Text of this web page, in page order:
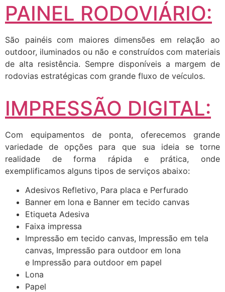
PAINEL RODOVIÁRIO:
São painéis com maiores dimensões em relação ao
outdoor, iluminados ou não e construídos com materiais
de alta resistência. Sempre disponíveis a margem de
rodovias estratégicas com grande fluxo de veículos.
IMPRESSÃO DIGITAL:
Com equipamentos de ponta, oferecemos grande
variedade de opções para que sua ideia se torne
realidade de forma rápida e prática, onde
exemplificamos alguns tipos de serviços abaixo:
Adesivos Refletivo, Para placa e Perfurado
Banner em lona e Banner em tecido canvas
Etiqueta Adesiva
Faixa impressa
Impressão em tecido canvas, Impressão em tela
canvas, Impressão para outdoor em lona
e Impressão para outdoor em papel
Lona
Papel